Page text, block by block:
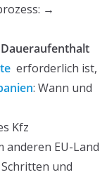
→
Daueraufenthalt
erforderlich ist,
: Wann und
Kfz
EU-Land
und